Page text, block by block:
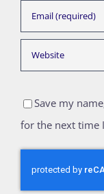
Save my
for the next time